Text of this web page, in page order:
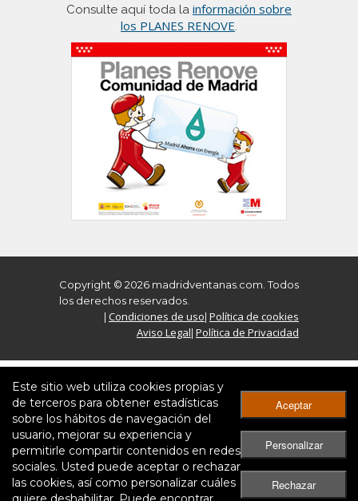
Consulte aquí toda la información sobre
los PLANES RENOVE.
Copyright © 2026 madridventanas.com. Todos
los derechos reservados.
| Política de cookies
| Condiciones de uso
| Política de Privacidad
Aviso Legal
Este sitio web utiliza cookies propias y
de terceros para obtener estadísticas
sobre los hábitos de navegación del
usuario, mejorar su experiencia y
permitirle compartir contenidos en redes
sociales. Usted puede aceptar o rechazar
las cookies, así como personalizar cuáles
Aceptar
Personalizar
Rechazar